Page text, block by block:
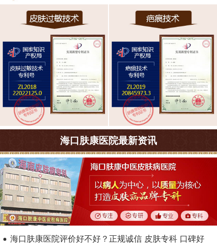
海口肤康医院最新资讯
海口肤康医院评价好不好？正规诚信 皮肤专科 口碑好